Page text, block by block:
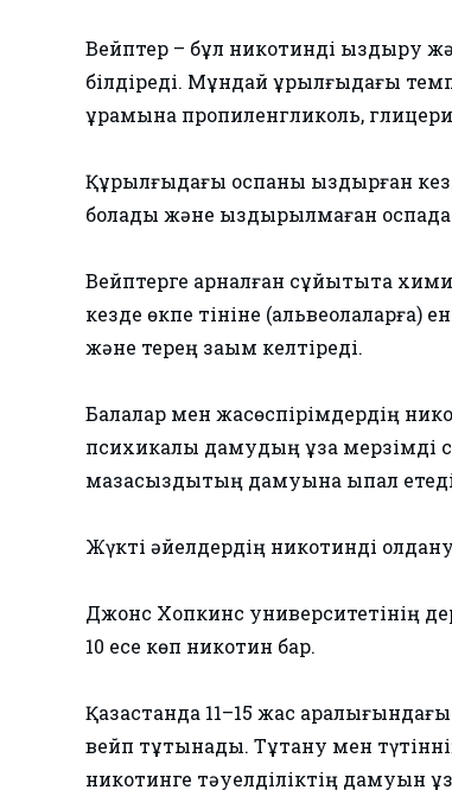
Вейптер – бұл никотинді қыздыру
білдіреді. Мұндай құрылғыдағы
құрамына пропиленгликоль,
Құрылғыдағы қоспаны қыздырған
болады және қыздырылмаған
Вейптерге арналған сұйықтықта
кезде өкпе тініне (альвеолаларға)
және терең зақым келтіреді.
Балалар мен жасөспірімдердің
психикалық дамудың ұзақ мерзімді
мазасыздықтың дамуына ықпал
Жүкті әйелдердің никотинді
Джонс Хопкинс университетінің
10 есе көп никотин бар.
Қазақстанда 11–15 жас
вейп тұтынады. Тұтану мен
никотинге тәуелділіктің дамуын